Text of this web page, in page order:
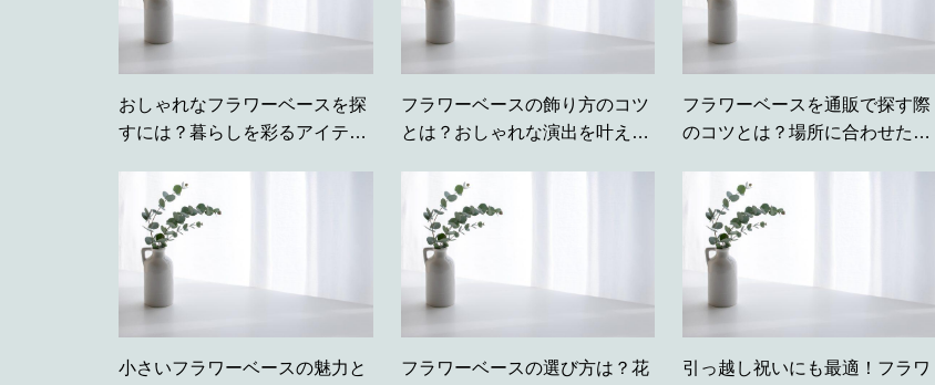
おしゃれなフラワーベースを探
すには？暮らしを彩るアイテム
フラワーベースの飾り方のコツ
とは？おしゃれな演出を叶える
フラワーベースを通販で探す際
のコツとは？場所に合わせた選
小さいフラワーベースの魅力と
フラワーベースの選び方は？花
引っ越し祝いにも最適！フラワ